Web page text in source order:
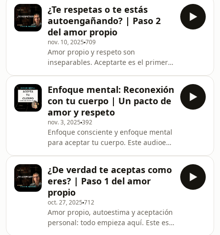
no se construye solo con frases bo
miniserie “5 pasos del amor propio”,
un entrenamiento de transformación
interior. Hoy hablamos del paso 3:
cuidarte.✨ Descubre por qué el
autocuidado no es un lujo, sino una
necesidad vital.✨ Aprende cómo tus
decisiones diarias reflejan tu nivel de
amor propio.✨ Reprograma tu men
¿Te respetas o te estás
autoengañando? | Paso 2
del amor propio
nov. 10, 2025 709
Amor propio y respeto son
inseparables. Aceptarte es el primer
este episodio de la miniserie "5 pasos
del amor propio", hablamos de qué
significa respetarte de verdad, cómo
poner límites sanos, cómo reconocer
tu valor y cómo dejar de traicionarte
para complacer a otros.Respetarte no
es egoísmo ni orgullo: es amor propio
en acción
Enfoque mental: Reconexión
con tu cuerpo | Un pacto de
amor y respeto
nov. 3, 2025 392
Enfoque consciente y enfoque mental
para aceptar tu cuerpo. Este audioes
hacia el cuerpo.Tu cuerpo ha estado
contigo desde el principio, ha
sostenido tus emociones y tu historia,
y merece respeto sin condiciones.
Aceptar tu cuerpo no significa
conformarte, sino dejar de luchar
¿De verdad te aceptas como
eres? | Paso 1 del amor
propio
oct. 27, 2025 712
Amor propio, autoestima y aceptación
personal: todo empieza aquí. Este es